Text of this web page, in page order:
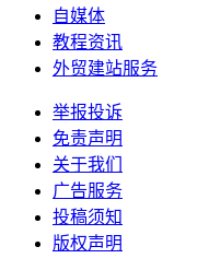
自媒体
教程资讯
外贸建站服务
举报投诉
免责声明
关于我们
广告服务
投稿须知
版权声明